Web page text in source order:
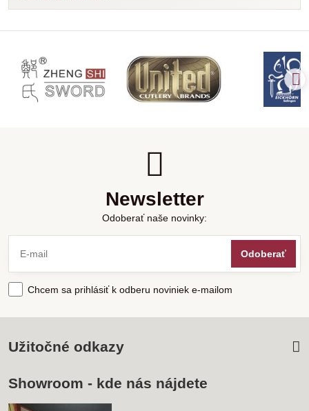
Newsletter
Odoberať naše novinky:
Odoberať
Chcem sa prihlásiť k odberu noviniek e-mailom
Užitočné odkazy
Showroom - kde nás nájdete